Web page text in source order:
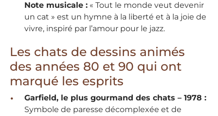
Note musicale : « Tout le monde veut devenir
un cat » est un hymne à la liberté et à la joie de
vivre, inspiré par l’amour pour le jazz.
Les chats de dessins animés
des années 80 et 90 qui ont
marqué les esprits
Garfield, le plus gourmand des chats – 1978 :
Symbole de paresse décomplexée et de